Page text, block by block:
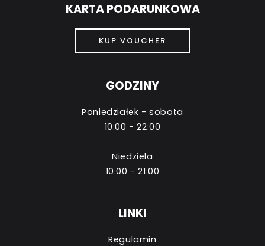
KARTA PODARUNKOWA
KUP VOUCHER
GODZINY
Poniedziałek - sobota
10:00 - 22:00
Niedziela
10:00 - 21:00
LINKI
Regulamin